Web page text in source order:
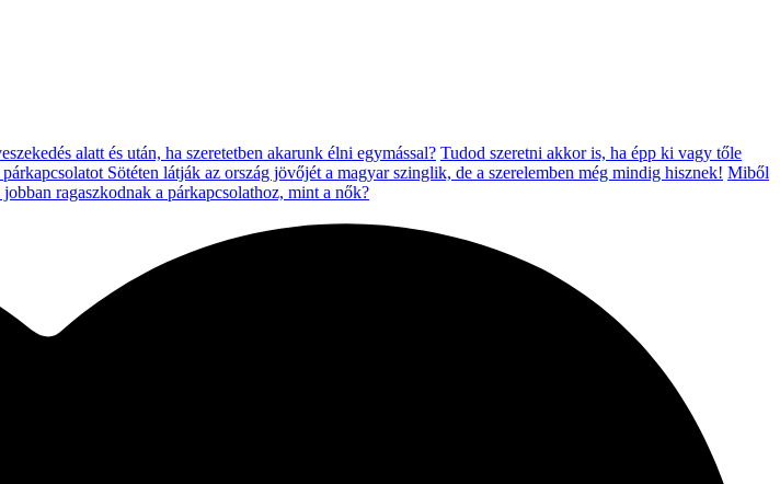
alatt és után, ha szeretetben akarunk élni egymással? Tudod szeretni akkor is, ha épp ki vagy tőle
Sötéten látják az ország jövőjét a magyar szinglik, de a szerelemben még mindig hisznek! Miből
ragaszkodnak a párkapcsolathoz, mint a nők?